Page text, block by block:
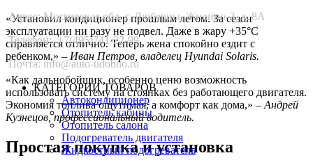
«Установил кондиционер прошлым летом. За сезон
эксплуатации ни разу не подвел. Даже в жару +35°C
справляется отлично. Теперь жена спокойно ездит с
ребенком,» – Иван Петров, владелец Hyundai Solaris.
«Как дальнобойщик, особенно ценю возможность
использовать систему на стоянках без работающего двигателя.
Экономия топлива ощутимая, а комфорт как дома,» – Андрей
Кузнецов, профессиональный водитель.
Простая покупка и установка
Адрес: Московская обл. г. Люберцы, Жилино-2, д. 8A
Телефон:+7(495)741-22-99
Почта: info@auto-udobno.ru
КАТЕГОРИИ ТОВАРОВ
Автокондиционер
Отопитель кабины
Отопитель салона
Подогреватель двигателя
Жидкостный подогреватель